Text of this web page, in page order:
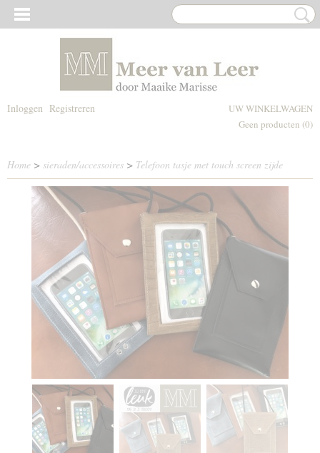
Inloggen Registreren
UW WINKELWAGEN
Geen producten (0)
Home > sieraden/accessoires > Telefoon tasje met touch screen zijde